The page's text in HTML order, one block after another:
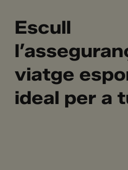
Escull
viatge
ideal per a